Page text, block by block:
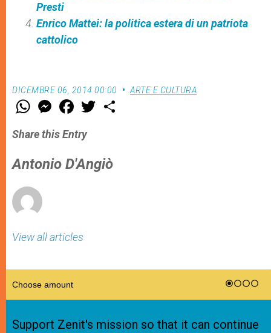
Presti
Enrico Mattei: la politica estera di un patriota
cattolico
DICEMBRE 06, 2014 00:00 ARTE E CULTURA
W
h
t
s
p
p
M
e
s
e
g
e
F
a
e
b
o
k
w
r
Share this Entry
Antonio D'Angiò
View all articles